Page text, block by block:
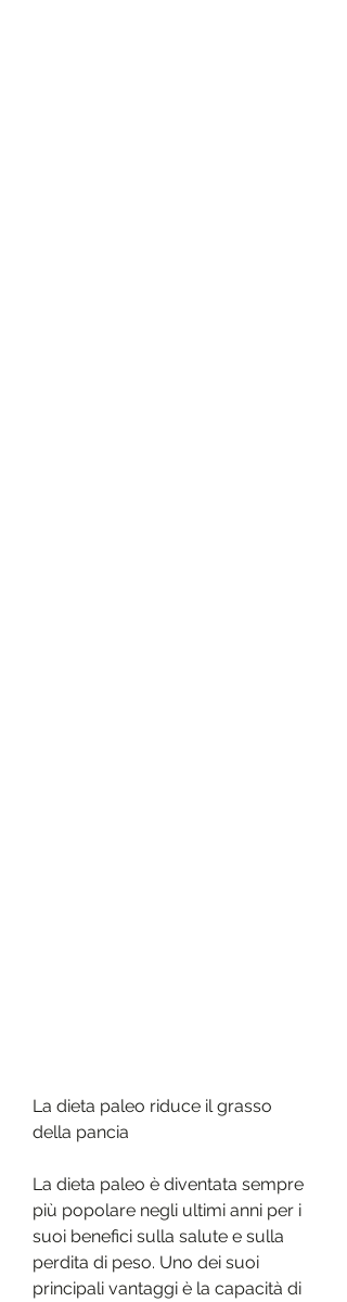
La dieta paleo riduce il grasso
della pancia
La dieta paleo è diventata sempre
più popolare negli ultimi anni per i
suoi benefici sulla salute e sulla
perdita di peso. Uno dei suoi
principali vantaggi è la capacità di